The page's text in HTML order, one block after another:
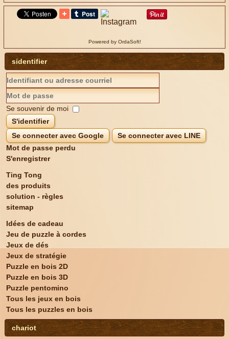
Powered by OrdaSoft!
sidentifier
Se souvenir de moi
S'identifier
Se connecter avec Google
Se connecter avec LINE
Mot de passe perdu
S'enregistrer
Ting Tong
des produits
solution - règles
sitemap
Idées de cadeau
Jeu de puzzle à cordes
Jeux de dés
Jeux de stratégie
Puzzle en bois 2D
Puzzle en bois 3D
Puzzle pentomino
Tous les jeux en bois
Tous les puzzles en bois
chariot